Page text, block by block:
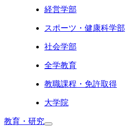
経営学部
スポーツ・健康科学部
社会学部
全学教育
教職課程・免許取得
大学院
教育・研究